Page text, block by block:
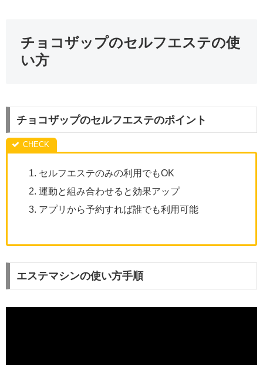
チョコザップのセルフエステの使
い方
チョコザップのセルフエステのポイント
セルフエステのみの利用でもOK
運動と組み合わせると効果アップ
アプリから予約すれば誰でも利用可能
エステマシンの使い方手順